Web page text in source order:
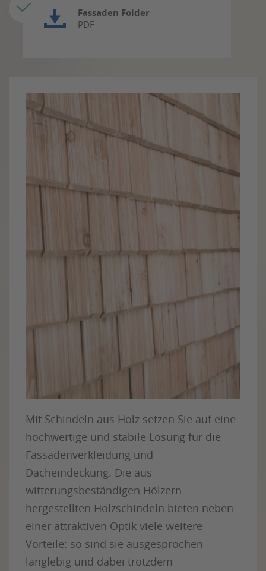
Fassaden Folder
PDF
Mit Schindeln aus Holz setzen Sie auf eine
hochwertige und stabile Lösung für die
Fassadenverkleidung und
Dacheindeckung. Die aus
witterungsbeständigen Hölzern
hergestellten Holzschindeln bieten neben
einer attraktiven Optik viele weitere
Vorteile: so sind sie ausgesprochen
langlebig und dabei trotzdem